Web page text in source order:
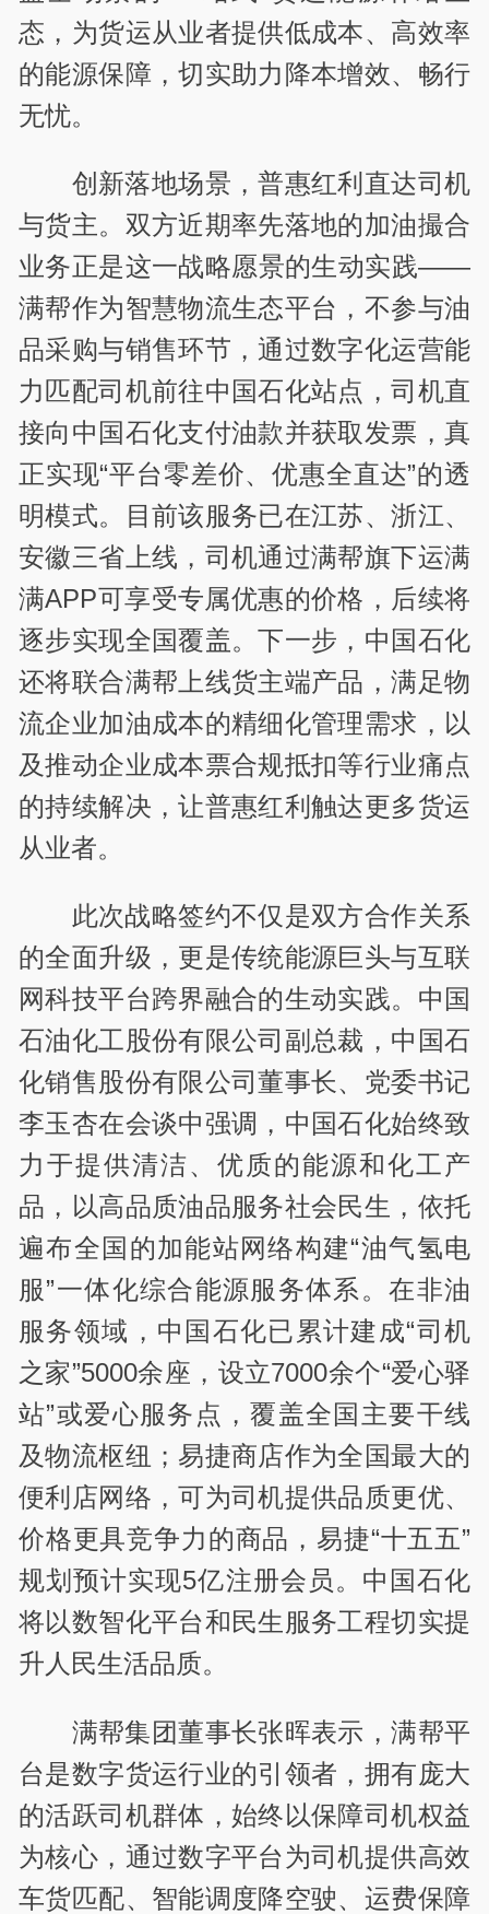
态，为货运从业者提供低成本、高效率
的能源保障，切实助力降本增效、畅行
无忧。
创新落地场景，普惠红利直达司机
与货主。双方近期率先落地的加油撮合
业务正是这一战略愿景的生动实践——
满帮作为智慧物流生态平台，不参与油
品采购与销售环节，通过数字化运营能
力匹配司机前往中国石化站点，司机直
接向中国石化支付油款并获取发票，真
正实现“平台零差价、优惠全直达”的透
明模式。目前该服务已在江苏、浙江、
安徽三省上线，司机通过满帮旗下运满
满APP可享受专属优惠的价格，后续将
逐步实现全国覆盖。下一步，中国石化
还将联合满帮上线货主端产品，满足物
流企业加油成本的精细化管理需求，以
及推动企业成本票合规抵扣等行业痛点
的持续解决，让普惠红利触达更多货运
从业者。
此次战略签约不仅是双方合作关系
的全面升级，更是传统能源巨头与互联
网科技平台跨界融合的生动实践。中国
石油化工股份有限公司副总裁，中国石
化销售股份有限公司董事长、党委书记
李玉杏在会谈中强调，中国石化始终致
力于提供清洁、优质的能源和化工产
品，以高品质油品服务社会民生，依托
遍布全国的加能站网络构建“油气氢电
服”一体化综合能源服务体系。在非油
服务领域，中国石化已累计建成“司机
之家”5000余座，设立7000余个“爱心驿
站”或爱心服务点，覆盖全国主要干线
及物流枢纽；易捷商店作为全国最大的
便利店网络，可为司机提供品质更优、
价格更具竞争力的商品，易捷“十五五”
规划预计实现5亿注册会员。中国石化
将以数智化平台和民生服务工程切实提
升人民生活品质。
满帮集团董事长张晖表示，满帮平
台是数字货运行业的引领者，拥有庞大
的活跃司机群体，始终以保障司机权益
为核心，通过数字平台为司机提供高效
车货匹配、智能调度降空驶、运费保障